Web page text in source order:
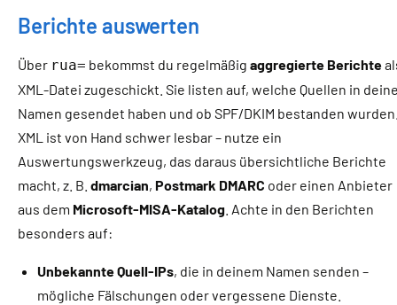
Berichte auswerten
Über rua= bekommst du regelmäßig aggregierte Berichte
XML-Datei zugeschickt. Sie listen auf, welche Quellen in
Namen gesendet haben und ob SPF/DKIM bestanden
XML ist von Hand schwer lesbar – nutze ein
Auswertungswerkzeug, das daraus übersichtliche Berichte
macht, z. B. dmarcian, Postmark DMARC oder einen Anbieter
aus dem Microsoft-MISA-Katalog . Achte in den Berichten
besonders auf:
Unbekannte Quell-IPs, die in deinem Namen senden –
mögliche Fälschungen oder vergessene Dienste.